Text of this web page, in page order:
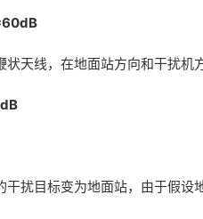
天线，在地面站方向和干扰机
扰目标变为地面站，由于假